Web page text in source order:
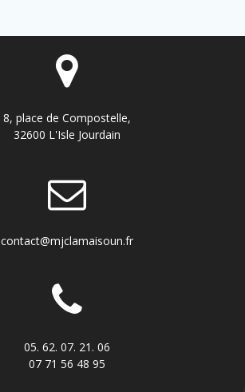
8, place de Compostelle,
32600 L'Isle Jourdain
contact@mjclamaisoun.fr
05. 62. 07. 21. 06
07 71 56 48 95